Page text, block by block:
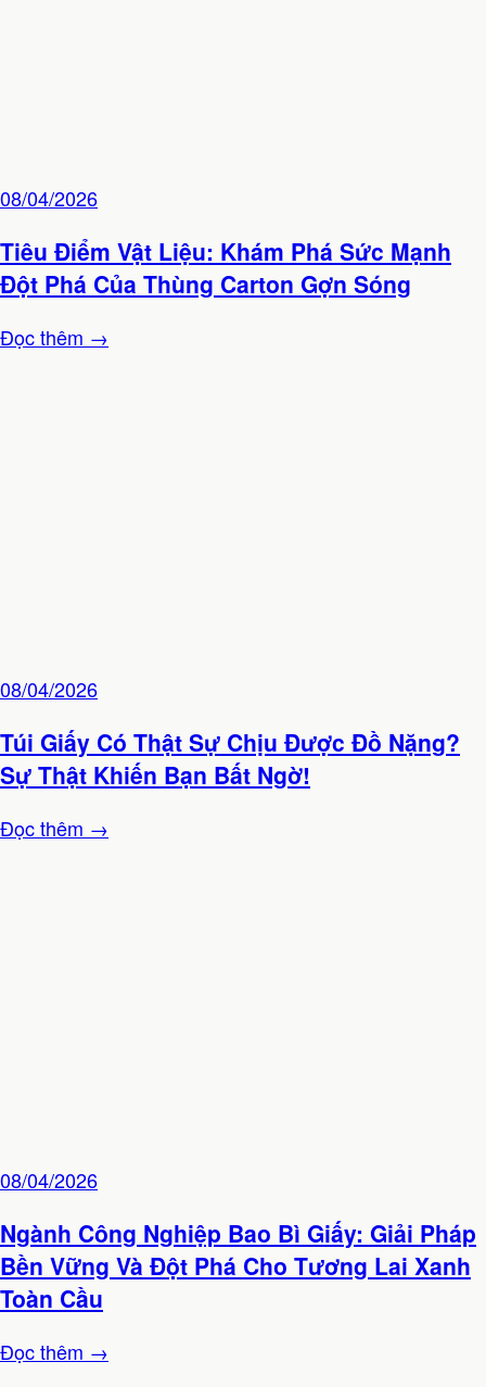
08/04/2026
Tiêu Điểm Vật Liệu: Khám Phá Sức Mạnh
Đột Phá Của Thùng Carton Gợn Sóng
Đọc thêm →
08/04/2026
Túi Giấy Có Thật Sự Chịu Được Đồ Nặng?
Sự Thật Khiến Bạn Bất Ngờ!
Đọc thêm →
08/04/2026
Ngành Công Nghiệp Bao Bì Giấy: Giải Pháp
Bền Vững Và Đột Phá Cho Tương Lai Xanh
Toàn Cầu
Đọc thêm →